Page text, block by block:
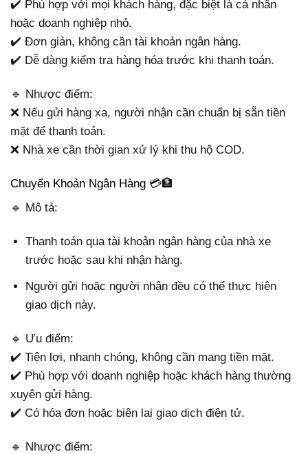
✔️ Phù hợp với mọi khách hàng, đặc biệt là cá nhân
hoặc doanh nghiệp nhỏ.
✔️ Đơn giản, không cần tài khoản ngân hàng.
✔️ Dễ dàng kiểm tra hàng hóa trước khi thanh toán.
🔹 Nhược điểm:
❌ Nếu gửi hàng xa, người nhận cần chuẩn bị sẵn tiền
mặt để thanh toán.
❌ Nhà xe cần thời gian xử lý khi thu hộ COD.
Chuyển Khoản Ngân Hàng 💳🏦
🔹 Mô tả:
Thanh toán qua tài khoản ngân hàng của nhà xe
trước hoặc sau khi nhận hàng.
Người gửi hoặc người nhận đều có thể thực hiện
giao dịch này.
🔹 Ưu điểm:
✔️ Tiện lợi, nhanh chóng, không cần mang tiền mặt.
✔️ Phù hợp với doanh nghiệp hoặc khách hàng thường
xuyên gửi hàng.
✔️ Có hóa đơn hoặc biên lai giao dịch điện tử.
🔹 Nhược điểm: